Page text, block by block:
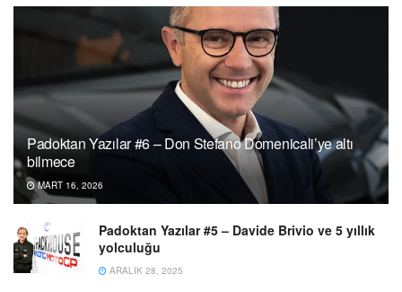
Padoktan Yazılar #6 – Don Stefano Domenicali’ye altı
bilmece
MART 16, 2026
Padoktan Yazılar #5 – Davide Brivio ve 5 yıllık
yolculuğu
ARALIK 28, 2025